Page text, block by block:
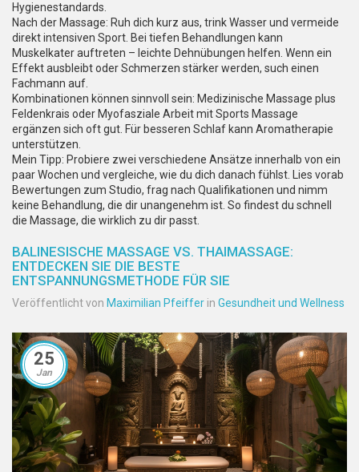
Hygienestandards.
Nach der Massage: Ruh dich kurz aus, trink Wasser und vermeide
direkt intensiven Sport. Bei tiefen Behandlungen kann
Muskelkater auftreten – leichte Dehnübungen helfen. Wenn ein
Effekt ausbleibt oder Schmerzen stärker werden, such einen
Fachmann auf.
Kombinationen können sinnvoll sein: Medizinische Massage plus
Feldenkrais oder Myofasziale Arbeit mit Sports Massage
ergänzen sich oft gut. Für besseren Schlaf kann Aromatherapie
unterstützen.
Mein Tipp: Probiere zwei verschiedene Ansätze innerhalb von ein
paar Wochen und vergleiche, wie du dich danach fühlst. Lies vorab
Bewertungen zum Studio, frag nach Qualifikationen und nimm
keine Behandlung, die dir unangenehm ist. So findest du schnell
die Massage, die wirklich zu dir passt.
BALINESISCHE MASSAGE VS. THAIMASSAGE:
ENTDECKEN SIE DIE BESTE
ENTSPANNUNGSMETHODE FÜR SIE
Veröffentlicht von Maximilian Pfeiffer in Gesundheit und Wellness
25
Jan